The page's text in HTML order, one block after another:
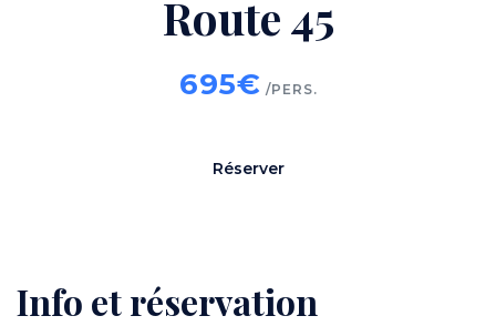
Route 45
695€ /PERS.
Réserver
Content
Info et réservation